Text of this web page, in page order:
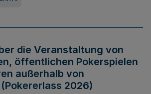
die Veranstaltung von
öffentlichen Pokerspielen
außerhalb von
2026)